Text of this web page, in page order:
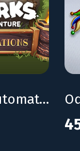
Oddsparks: An Automation Adventure - Craftsman's Elemental Decorations Pack